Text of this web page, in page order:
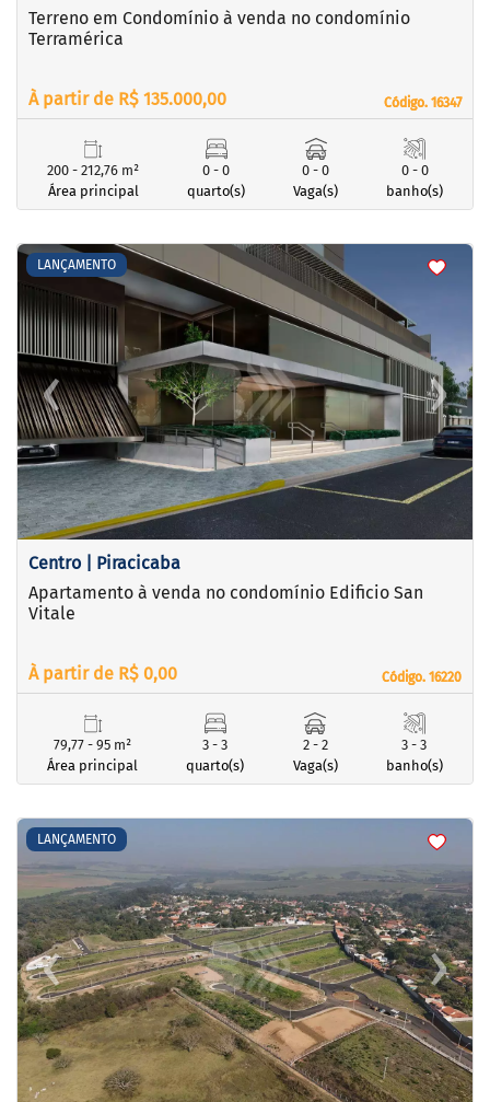
Código. 16347
Código. 16347
Terreno em Condomínio à venda no condomínio
Terramérica
À partir de R$ 135.000,00
200 - 212,76 m²
Área principal
0 - 0
quarto(s)
0 - 0
Vaga(s)
0 - 0
banho(s)
LANÇAMENTO
<<<<
‹Previous ›Next
Centro | Piracicaba
Código. 16220
Código. 16220
Apartamento à venda no condomínio Edificio San
Vitale
À partir de R$ 0,00
79,77 - 95 m²
Área principal
3 - 3
quarto(s)
2 - 2
Vaga(s)
3 - 3
banho(s)
LANÇAMENTO
< <<<
‹Previous ›Next